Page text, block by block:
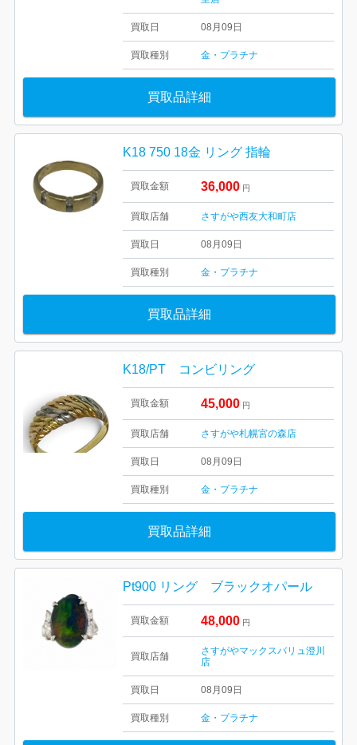
買取日 08月09日
買取種別 金・プラチナ
買取品詳細
K18 750 18金 リング 指輪
買取金額 36,000 円
買取店舗 さすがや西友大和町店
買取日 08月09日
買取種別 金・プラチナ
買取品詳細
K18/PT コンビリング
買取金額 45,000 円
買取店舗 さすがや札幌宮の森店
買取日 08月09日
買取種別 金・プラチナ
買取品詳細
Pt900 リング ブラックオパール
買取金額 48,000 円
買取店舗
さすがやマックスバリュ澄川
店
買取日 08月09日
買取種別 金・プラチナ